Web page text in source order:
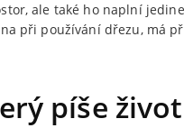
ale také ho naplní
při používání dřezu, má
píše život